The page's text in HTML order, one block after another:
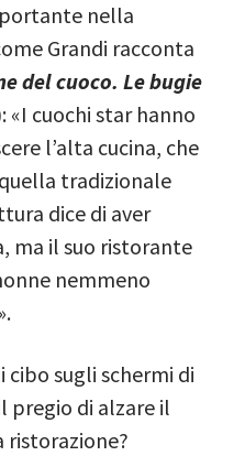
nella
Grandi racconta
del cuoco. Le bugie
cuochi star hanno
l’alta cucina, che
tradizionale
dice di aver
ma il suo ristorante
nemmeno
sugli schermi di
pregio di alzare il